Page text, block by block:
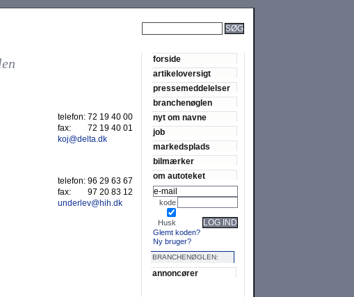
SØG
telefon: 72 19 40 00
fax:
72 19 40 01
koj@delta.dk
telefon: 96 29 63 67
fax:
97 20 83 12
underlev@hih.dk
forside
artikeloversigt
pressemeddelelser
branchenøglen
nyt om navne
job
markedsplads
bilmærker
om autoteket
kode
Husk LOG IND
Glemt koden?
Ny bruger?
BRANCHENØGLEN:
annoncører